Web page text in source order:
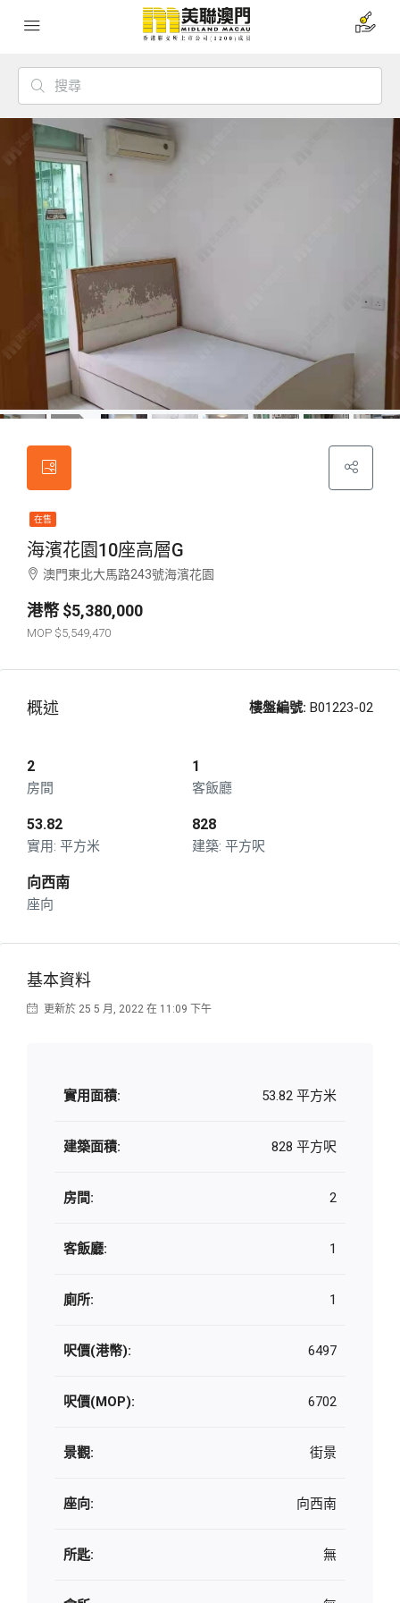
在售
海濱花園10座高層G
澳門東北大馬路243號海濱花園
$5,380,000
$5,549,470
概述 樓盤編號: B01223-02
2
房間
1
客飯廳
53.82
平方米
828
平方呎
向西南
座向
基本資料
更新於 25 5 月, 2022 在 11:09 下午
實用面積: 53.82 平方米
建築面積: 828 平方呎
房間: 2
客飯廳: 1
廁所: 1
呎價(港幣): 6497
呎價(MOP): 6702
景觀: 街景
座向: 向西南
所匙: 無